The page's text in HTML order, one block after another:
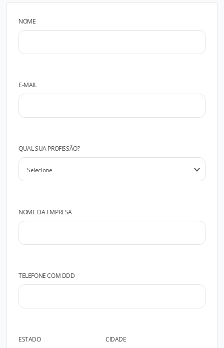
NOME
E-MAIL
QUAL SUA PROFISSÃO?
NOME DA EMPRESA
TELEFONE COM DDD
ESTADO CIDADE